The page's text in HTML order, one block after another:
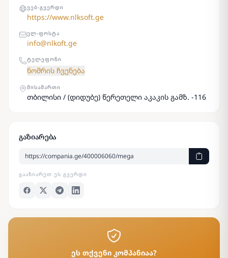
ᲕᲔᲑ-ᲒᲕᲔᲠᲓᲘ
https://www.nlksoft.ge
ᲔᲚ-ᲤᲝᲡᲢᲐ
info@nlkoft.ge
ᲢᲔᲚᲔᲤᲝᲜᲘ
ნომრის ჩვენება
ᲛᲘᲡᲐᲛᲐᲠᲗᲘ
თბილისი / (დიდუბე) წერეთელი აკაკის გამზ. -116
გაზიარება
ᲒᲐᲐᲖᲘᲐᲠᲔᲗ ᲔᲡ ᲒᲕᲔᲠᲓᲘ
ეს თქვენი კომპანიაა?